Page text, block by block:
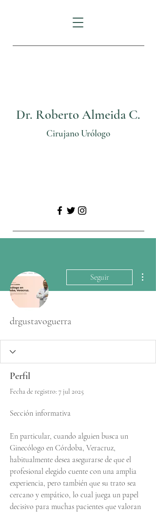
Dr. Roberto Almeida C.
Cirujano Urólogo
Seguir
drgustavoguerra
Perfil
Fecha de registro: 7 jul 2025
Sección informativa
En particular, cuando alguien busca un
Ginecólogo en Córdoba, Veracruz,
habitualmente desea asegurarse de que el
profesional elegido cuente con una amplia
experiencia, pero también que su trato sea
cercano y empático, lo cual juega un papel
decisivo para muchas pacientes que valoran